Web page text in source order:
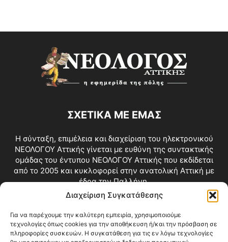
Διαχείριση Συγκατάθεσης
Για να παρέχουμε την καλύτερη εμπειρία, χρησιμοποιούμε
τεχνολογίες όπως cookies για την αποθήκευση ή/και την πρόσβαση σε
πληροφορίες συσκευών. Η συγκατάθεση για τις εν λόγω τεχνολογίες
ΣΧΕΤΙΚΑ ΜΕ ΕΜΑΣ
Η σύνταξη, επιμέλεια και διαχείριση του ηλεκτρονικού
ΝΕΟΛΟΓΟΥ Αττικής γίνεται με ευθύνη της συντακτικής
ομάδας του έντυπου ΝΕΟΛΟΓΟΥ Αττικής που εκδίδεται
από το 2005 και κυκλοφορεί στην ανατολική Αττική με
έδρα την Παλλήνη.
Επικοινωνία:info@neologosattikis.gr
ΑΚΟΛΟΥΘΗΣΕ ΜΑΣ